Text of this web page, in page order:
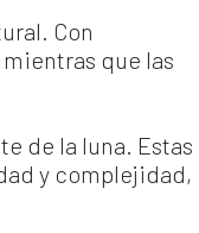
Con
que las
de la luna. Estas
y complejidad,